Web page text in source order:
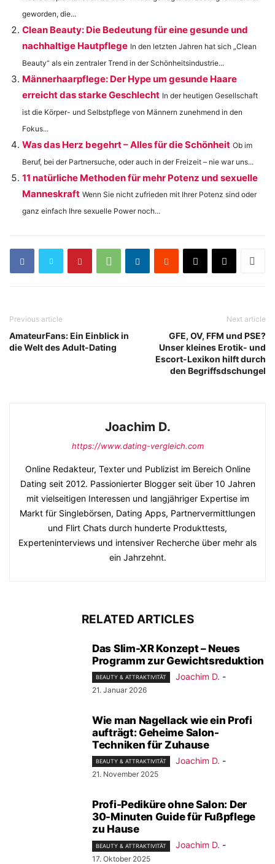
geworden, die...
Clean Beauty: Die Bedeutung für eine gesunde und
nachhaltige Hautpflege In den letzten Jahren hat sich „Clean
Beauty“ als ein zentraler Trend in der Schönheitsindustrie...
Männerhaarpflege: Der Hype um gesunde Haare
erreicht das starke Geschlecht In der heutigen Gesellschaft
ist die Körper- und Selbstpflege von Männern zunehmend in den
Fokus...
Was das Herz begehrt – Alles für die Schönheit Ob im
Beruf, bei der Partnersuche, oder auch in der Freizeit – nie war uns...
11 natürliche Methoden für mehr Potenz und sexuelle
Manneskraft Wenn Sie nicht zufrieden mit Ihrer Potenz sind oder
ganz einfach Ihre sexuelle Power noch...
Previous article
AmateurFans: Ein Einblick in
die Welt des Adult-Dating
Next article
GFE, OV, FFM und PSE?
Unser kleines Erotik- und
Escort-Lexikon hilft durch
den Begriffsdschungel
Joachim D.
https://www.dating-vergleich.com
Online Redakteur, Texter und Publizist im Bereich Online
Dating seit 2012. Passionierter Blogger seit über 10 Jahren
mit vielseitigen Interessen und langjähriger Expertise im
Markt für Singlebörsen, Dating Apps, Partnervermittlungen
und Flirt Chats durch hunderte Produkttests,
Experteninterviews und intensiver Recherche über mehr als
ein Jahrzehnt.
RELATED ARTICLES
Das Slim-XR Konzept – Neues
Programm zur Gewichtsreduktion
BEAUTY & ATTRAKTIVITÄT Joachim D. -
21. Januar 2026
Wie man Nagellack wie ein Profi
aufträgt: Geheime Salon-
Techniken für Zuhause
BEAUTY & ATTRAKTIVITÄT Joachim D. -
21. November 2025
Profi-Pediküre ohne Salon: Der
30-Minuten Guide für Fußpflege
zu Hause
BEAUTY & ATTRAKTIVITÄT Joachim D. -
17. Oktober 2025